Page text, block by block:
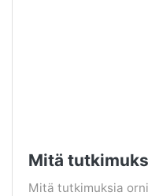
Mitä
Mitä tutkimuksia